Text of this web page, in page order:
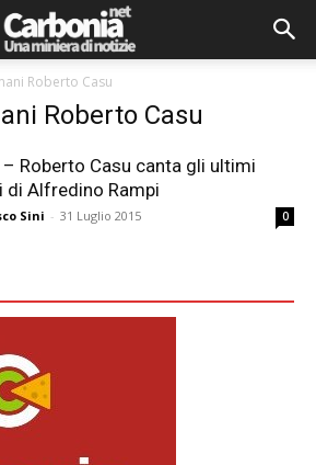
Roberto Casu
Roberto Casu
– Roberto Casu canta gli ultimi
di Alfredino Rampi
Sini - 31 Luglio 2015 0